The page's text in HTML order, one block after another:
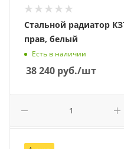
Стальной радиатор
прав, белый
Есть в наличии
38 240 руб./шт